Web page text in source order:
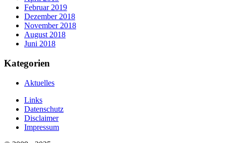
Februar 2019
Dezember 2018
November 2018
August 2018
Juni 2018
Kategorien
Aktuelles
Links
Datenschutz
Disclaimer
Impressum